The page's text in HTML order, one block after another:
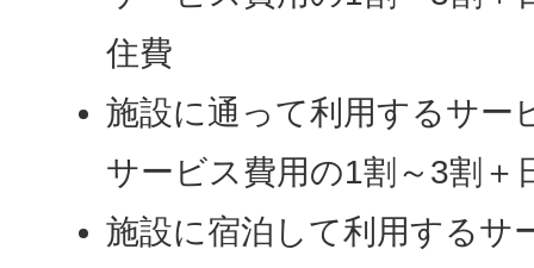
住費
施設に通って利用するサー
サービス費用の1割～3割＋
施設に宿泊して利用するサ